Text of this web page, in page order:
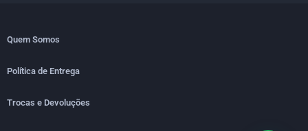
Quem Somos
Política de Entrega
Trocas e Devoluções